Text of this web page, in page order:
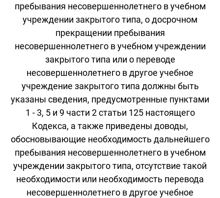
пребывания несовершеннолетнего в учебном
учреждении закрытого типа, о досрочном
прекращении пребывания
несовершеннолетнего в учебном учреждении
закрытого типа или о переводе
несовершеннолетнего в другое учебное
учреждение закрытого типа должны быть
указаны сведения, предусмотренные пунктами
1 - 3, 5 и 9 части 2 статьи 125 настоящего
Кодекса, а также приведены доводы,
обосновывающие необходимость дальнейшего
пребывания несовершеннолетнего в учебном
учреждении закрытого типа, отсутствие такой
необходимости или необходимость перевода
несовершеннолетнего в другое учебное